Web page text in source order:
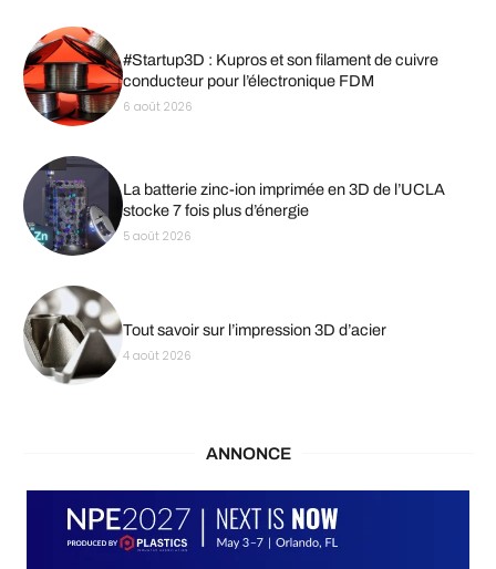
#Startup3D : Kupros et son filament de cuivre
conducteur pour l’électronique FDM
6 août 2026
La batterie zinc-ion imprimée en 3D de l’UCLA
stocke 7 fois plus d’énergie
5 août 2026
Tout savoir sur l’impression 3D d’acier
4 août 2026
ANNONCE